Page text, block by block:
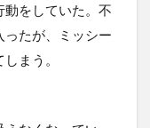
動をしていた。不
たが、ミッシー
まう。